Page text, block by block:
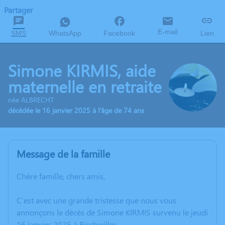
Partager
SMS WhatsApp Facebook E-mail Lien
Simone KIRMIS, aide
maternelle en retraite
née ALBRECHT
décédée le 16 janvier 2025 à l'âge de 74 ans
Message de la famille
Chère famille, chers amis,
C’est avec une grande tristesse que nous vous
annonçons le décès de Simone KIRMIS survenu le jeudi